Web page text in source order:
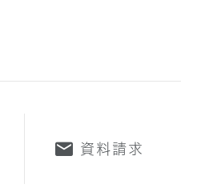
資料請求